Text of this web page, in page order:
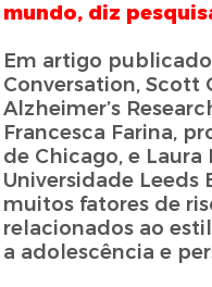
mundo, diz
Em artigo
Conversation, Scott
Alzheimer’s
Francesca Farina,
de Chicago, e
Universidade
muitos fatores de
relacionados ao
a adolescência e